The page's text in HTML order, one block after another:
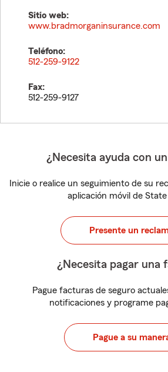
Sitio web:
www.bradmorganinsurance.com
Teléfono:
512-259-9122
Fax:
512-259-9127
¿Necesita ayuda con
Inicie o realice un seguimiento de su
aplicación móvil de
Presente un
¿Necesita pagar una
Pague facturas de seguro
notificaciones y programe
Pague a su